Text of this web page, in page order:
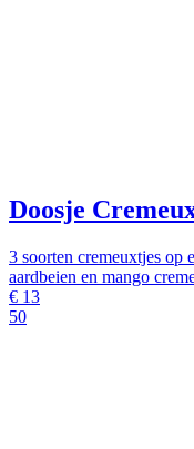
Doosje
3 soorten cremeuxtjes op
aardbeien en mango
€ 13
50